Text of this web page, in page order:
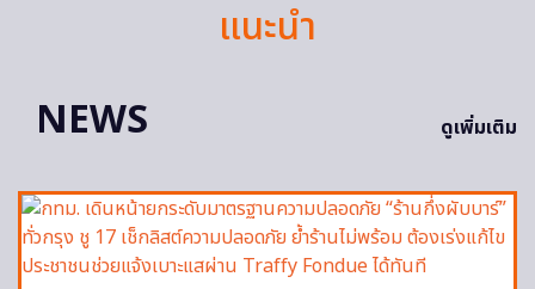
แนะนำ
NEWS
ดูเพิ่มเติม